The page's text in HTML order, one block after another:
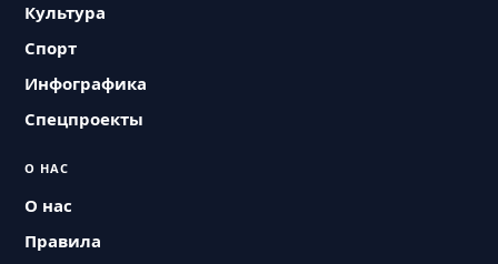
Культура
Спорт
Инфографика
Спецпроекты
О НАС
О нас
Правила